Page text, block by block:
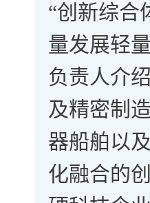
“创新综合
量发展轻
负责人介
及精密制
器船舶以
化融合的